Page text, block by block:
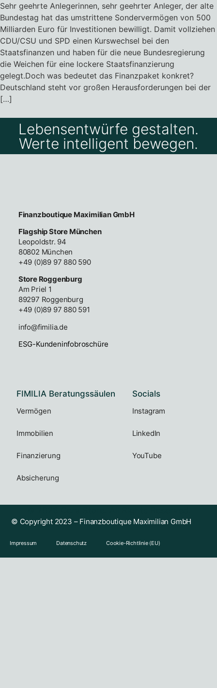
Sehr geehrte Anlegerinnen, sehr geehrter Anleger, der alte
Bundestag hat das umstrittene Sondervermögen von 500
Milliarden Euro für Investitionen bewilligt. Damit vollziehen
CDU/CSU und SPD einen Kurswechsel bei den
Staatsfinanzen und haben für die neue Bundesregierung
die Weichen für eine lockere Staatsfinanzierung
gelegt.Doch was bedeutet das Finanzpaket konkret?
Deutschland steht vor großen Herausforderungen bei der
[…]
Lebensentwürfe gestalten.
Werte intelligent bewegen.
Finanzboutique Maximilian GmbH
Flagship Store München
Leopoldstr. 94
80802 München
+49 (0)89 97 880 590
Store Roggenburg
Am Priel 1
89297 Roggenburg
+49 (0)89 97 880 591
info@fimilia.de
ESG-Kundeninfobroschüre
FIMILIA Beratungssäulen
Vermögen
Immobilien
Finanzierung
Absicherung
Socials
Instagram
LinkedIn
YouTube
© Copyright 2023 – Finanzboutique Maximilian GmbH
Impressum Datenschutz Cookie-Richtlinie (EU)